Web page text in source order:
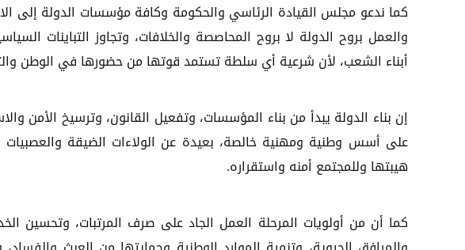
كما ندعو مجلس القيادة الرئاسي والحكومة وكافة مؤسسات الدولة إلى
والعمل بروح الدولة لا بروح المحاصصة والخلافات، وتجاوز التباينات
أبناء الشعب، لأن شرعية أي سلطة تستمد قوتها من حضورها في الوطن
إن بناء الدولة يبدأ من بناء المؤسسات، وتفعيل القانون، وترسيخ الأمن
على أسس وطنية ومهنية خالصة، بعيدة عن الولاءات الضيقة والعصبيات
هيبتها وللمجتمع أمنه واستقراره.
كما أن من أولويات المرحلة العمل الجاد على صرف المرتبات، وتحسين